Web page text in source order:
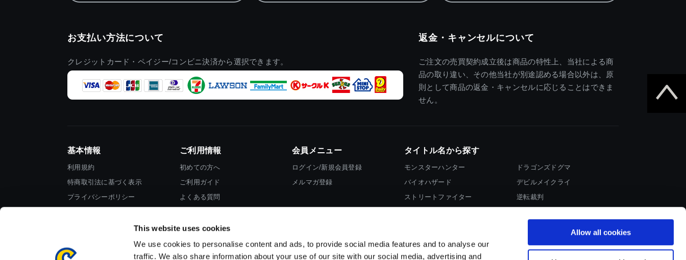
This website uses cookies
We use cookies to personalise content and ads, to provide social media features and to analyse our
traffic. We also share information about your use of our site with our social media, advertising and
Allow all cookies
お支払い方法について
クレジットカード・ペイジー/コンビニ決済から選択できます。
返金・キャンセルについて
ご注文の売買契約成立後は商品の特性上、当社による商
品の取り違い、その他当社が別途認める場合以外は、原
則として商品の返金・キャンセルに応じることはできま
せん。
基本情報
利用規約
特商取引法に基づく表示
プライバシーポリシー
ご利用情報
初めての方へ
ご利用ガイド
よくある質問
会員メニュー
ログイン/新規会員登録
メルマガ登録
タイトル名から探す
モンスターハンター
バイオハザード
ストリートファイター
ドラゴンズドグマ
デビルメイクライ
逆転裁判